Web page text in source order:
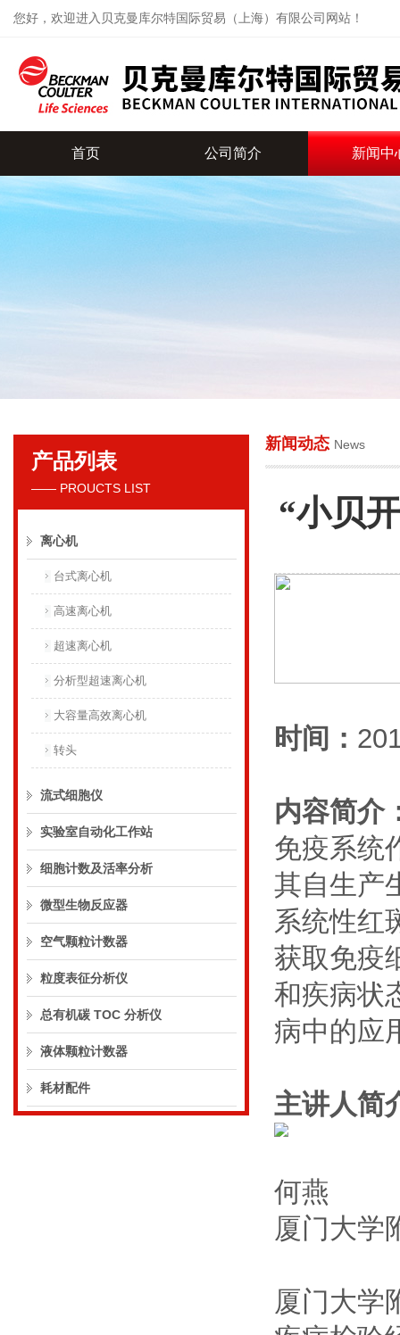
您好，欢迎进入贝克曼库尔特国际贸易（上海）有限公司网站！
贝克曼库尔特国际贸易（上海）有限公司
首页 公司简介 新闻中
产品列表
—— PROUCTS LIST
离心机
台式离心机
高速离心机
超速离心机
分析型超速离心机
大容量高效离心机
转头
流式细胞仪
实验室自动化工作站
细胞计数及活率分析
微型生物反应器
空气颗粒计数器
粒度表征分析仪
总有机碳 TOC 分析仪
液体颗粒计数器
耗材配件
新闻动态 News
“小贝
时间：
内容简介
免疫系统
其自生产
系统性红
获取免疫
和疾病状
病中的应
主讲人简
何燕
厦门大学
厦门大学